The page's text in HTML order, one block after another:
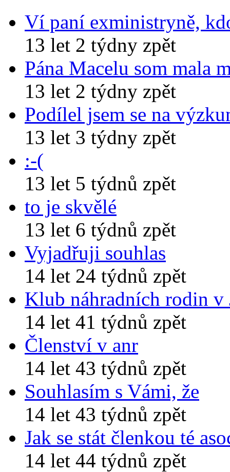
Ví paní exministryně,
13 let 2 týdny zpět
Pána Macelu som mala
13 let 2 týdny zpět
Podílel jsem se na
13 let 3 týdny zpět
:-(
13 let 5 týdnů zpět
to je skvělé
13 let 6 týdnů zpět
Vyjadřuji souhlas
14 let 24 týdnů zpět
Klub náhradních rodin v
14 let 41 týdnů zpět
Členství v anr
14 let 43 týdnů zpět
Souhlasím s Vámi, že
14 let 43 týdnů zpět
Jak se stát členkou té
14 let 44 týdnů zpět